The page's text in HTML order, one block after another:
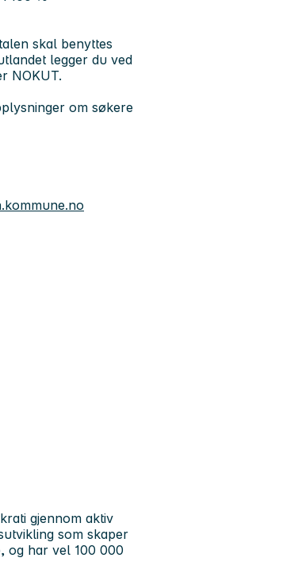
skal benyttes
legger du ved
NOKUT.
om søkere
gjennom aktiv
som skaper
og har vel 100 000